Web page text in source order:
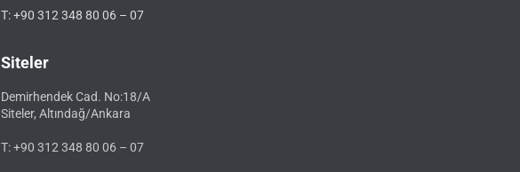
T: +90 312 348 80 06 – 07
Siteler
Demirhendek Cad. No:18/A
Siteler, Altındağ/Ankara
T: +90 312 348 80 06 – 07